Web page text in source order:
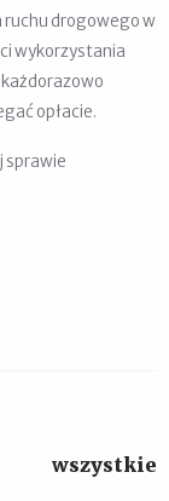
ruchu drogowego w
wykorzystania
opłacie.
sprawie
wszystkie